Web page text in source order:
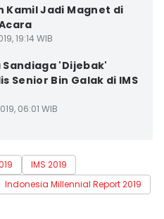
Kamil Jadi Magnet di
19:14 WIB
Sandiaga 'Dijebak'
Senior Bin Galak di IMS
06:01 WIB
IMS 2019
Indonesia Millennial Report 2019